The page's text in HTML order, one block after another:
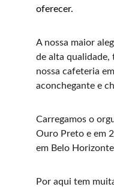
oferecer.
A nossa maior
de alta qualidade,
nossa cafeteria
aconchegante e
Carregamos o
Ouro Preto e em
em Belo
Por aqui tem